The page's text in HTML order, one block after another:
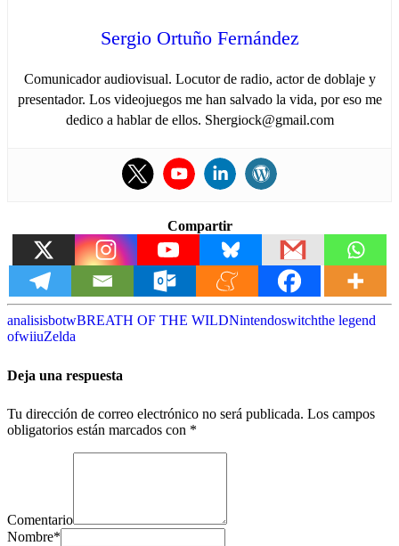
Sergio Ortuño Fernández
Comunicador audiovisual. Locutor de radio, actor de doblaje y
presentador. Los videojuegos me han salvado la vida, por eso me
dedico a hablar de ellos. Shergiock@gmail.com
Compartir
analisisbotwBREATH OF THE WILDNintendoswitchthe legend
ofwiiuZelda
Deja una respuesta
Tu dirección de correo electrónico no será publicada. Los campos
obligatorios están marcados con *
Comentario
Nombre*